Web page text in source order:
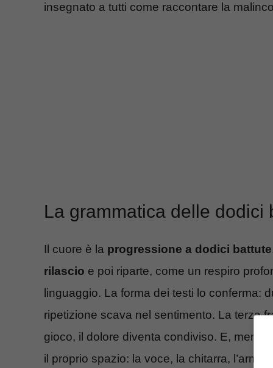
insegnato a tutti come raccontare la
La grammatica delle dodici
Il cuore è la progressione a dodici battute
rilascio e poi riparte, come un respiro
linguaggio. La forma dei testi lo conferma:
ripetizione scava nel sentimento. La terza
gioco, il dolore diventa condiviso. E,
il proprio spazio: la voce, la chitarra,